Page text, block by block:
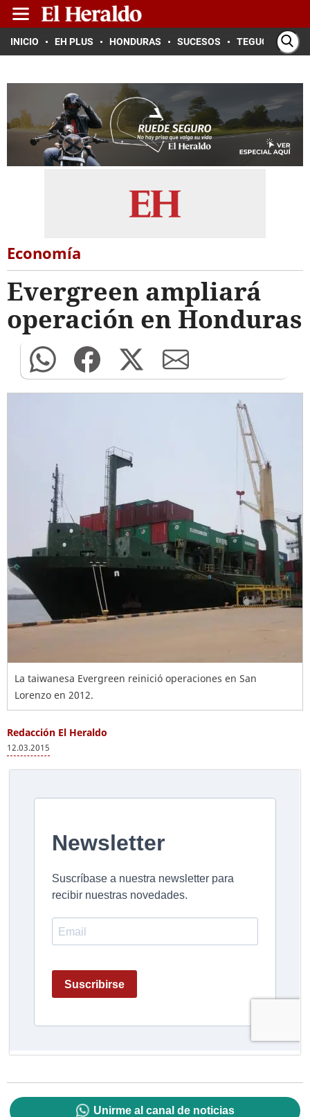
INICIO EH PLUS HONDURAS SUCESOS TEGUCIGALPA
Economía
Evergreen ampliará
operación en Honduras
La taiwanesa Evergreen reinició operaciones en San
Lorenzo en 2012.
Redacción El Heraldo
12.03.2015
Unirme al canal de noticias